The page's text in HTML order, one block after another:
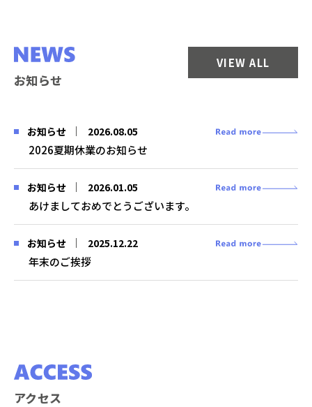
お知らせ
VIEW ALL
お知らせ 2026.08.05
2026夏期休業のお知らせ
お知らせ 2026.01.05
あけましておめでとうございます。
お知らせ 2025.12.22
年末のご挨拶
アクセス